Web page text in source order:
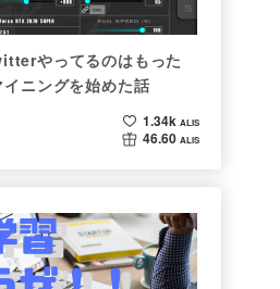
やってるのはもった
ニングを始めた話
1.34k ALIS
46.60 ALIS